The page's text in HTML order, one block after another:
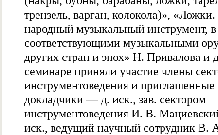
трензель, варган, колокола)»,
народный музыкальный инструмент, в
соответствующими музыкальными
других стран и эпох» Н. Привалова и
семинаре приняли участие члены
инструментоведения и приглашенные
докладчики — д. иск., зав. сектором
инструментоведения И. В.
иск., ведущий научный сотрудник В.